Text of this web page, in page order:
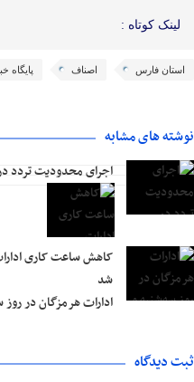
لینک کوتاه :
استان فارس اصناف پایگاه
نوشته های مشابه
اجرای محدودیت تردد در
کاهش ساعت کاری
شد
ادارات هرمزگان در
ثبت دیدگاه